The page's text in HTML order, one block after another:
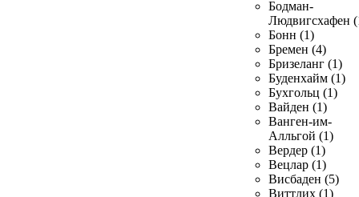
Бодман-
Людвигсхафен
Бонн (1)
Бремен (4)
Бризеланг (1)
Буденхайм (1)
Бухгольц (1)
Вайден (1)
Ванген-им-
Алльгой (1)
Вердер (1)
Вецлар (1)
Висбаден (5)
Виттлих (1)